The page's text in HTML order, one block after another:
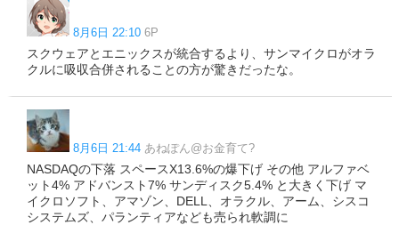
8月6日 22:10 6P
スクウェアとエニックスが統合するより、サンマイクロがオラ
クルに吸収合併されることの方が驚きだったな。
8月6日 21:44 あねぽん@お金育て?
NASDAQの下落 スペースX13.6%の爆下げ その他 アルファベ
ット4% アドバンスト7% サンディスク5.4% と大きく下げ マ
イクロソフト、アマゾン、DELL、オラクル、アーム、シスコ
システムズ、パランティアなども売られ軟調に